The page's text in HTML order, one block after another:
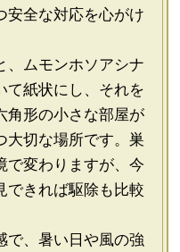
安全な対応を心がけ
、ムモンホソアシナ
て紙状にし、それを
角形の小さな部屋が
大切な場所です。巣
で変わりますが、今
できれば駆除も比較
で、暑い日や風の強